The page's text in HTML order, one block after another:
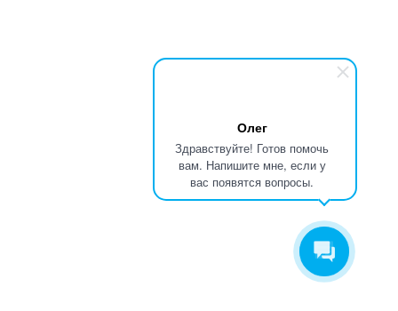
Олег
Здравствуйте! Готов помочь
вам. Напишите мне, если у
вас появятся вопросы.